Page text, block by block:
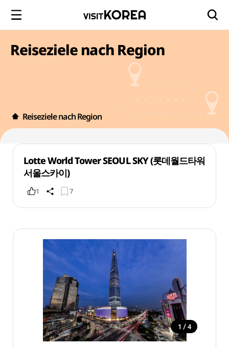
Reiseziele nach Region
Reiseziele nach Region
Lotte World Tower SEOUL SKY (롯데월드타워
서울스카이)
1 7
1 / 4